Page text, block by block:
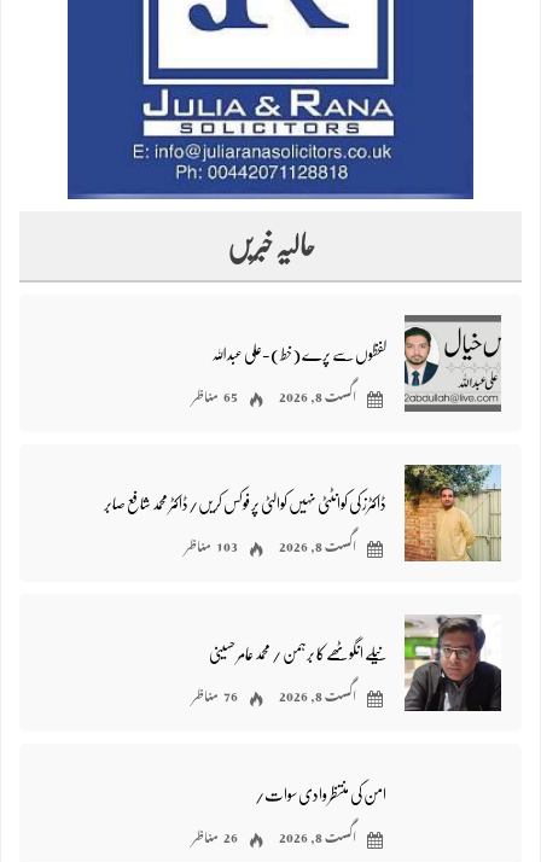
حالیہ خبریں
لفظوں سے پرے (خط)-علی عبداللہ
اگست 8, 2026 65 مناظر
ڈاکٹرز کی کوانٹٹی نہیں کوالٹی پر فوکس کریں/ڈاکٹر محمد شافع صابر
اگست 8, 2026 103 مناظر
نیلے انگوٹھے کا برہمن / محمد عامر حسینی
اگست 8, 2026 76 مناظر
امن کی منتظر وادی سوات/
اگست 8, 2026 26 مناظر